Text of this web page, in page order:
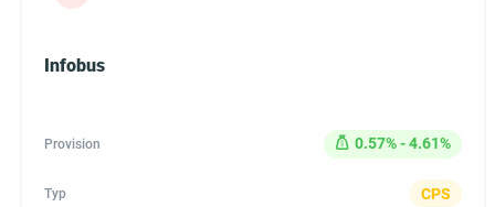
Infobus
Provision 0.57% - 4.61%
Typ CPS